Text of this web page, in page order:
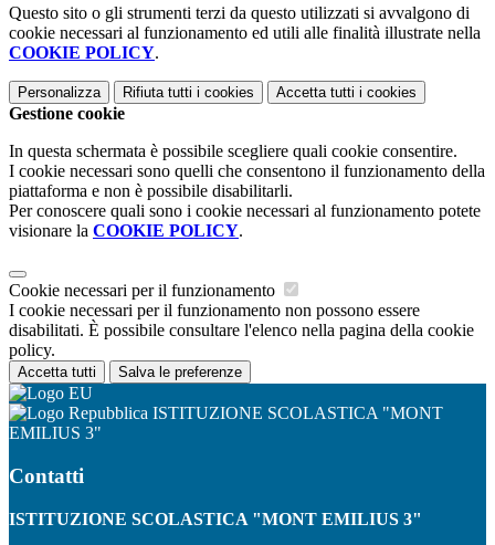
Questo sito o gli strumenti terzi da questo utilizzati si avvalgono di
cookie necessari al funzionamento ed utili alle finalità illustrate nella
COOKIE POLICY.
Personalizza Rifiuta tutti i cookies Accetta tutti i cookies
Gestione cookie
In questa schermata è possibile scegliere quali cookie consentire.
I cookie necessari sono quelli che consentono il funzionamento della
piattaforma e non è possibile disabilitarli.
Per conoscere quali sono i cookie necessari al funzionamento potete
visionare la COOKIE POLICY.
Cookie necessari per il funzionamento
I cookie necessari per il funzionamento non possono essere
disabilitati. È possibile consultare l'elenco nella pagina della cookie
policy.
Accetta tutti Salva le preferenze
ISTITUZIONE SCOLASTICA "MONT
EMILIUS 3"
Contatti
ISTITUZIONE SCOLASTICA "MONT EMILIUS 3"